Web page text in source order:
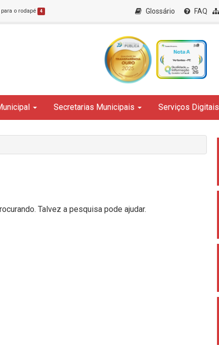
para o rodapé 4 Glossário FAQ
Secretarias Municipais Serviços Digitais
Talvez a pesquisa pode ajudar.